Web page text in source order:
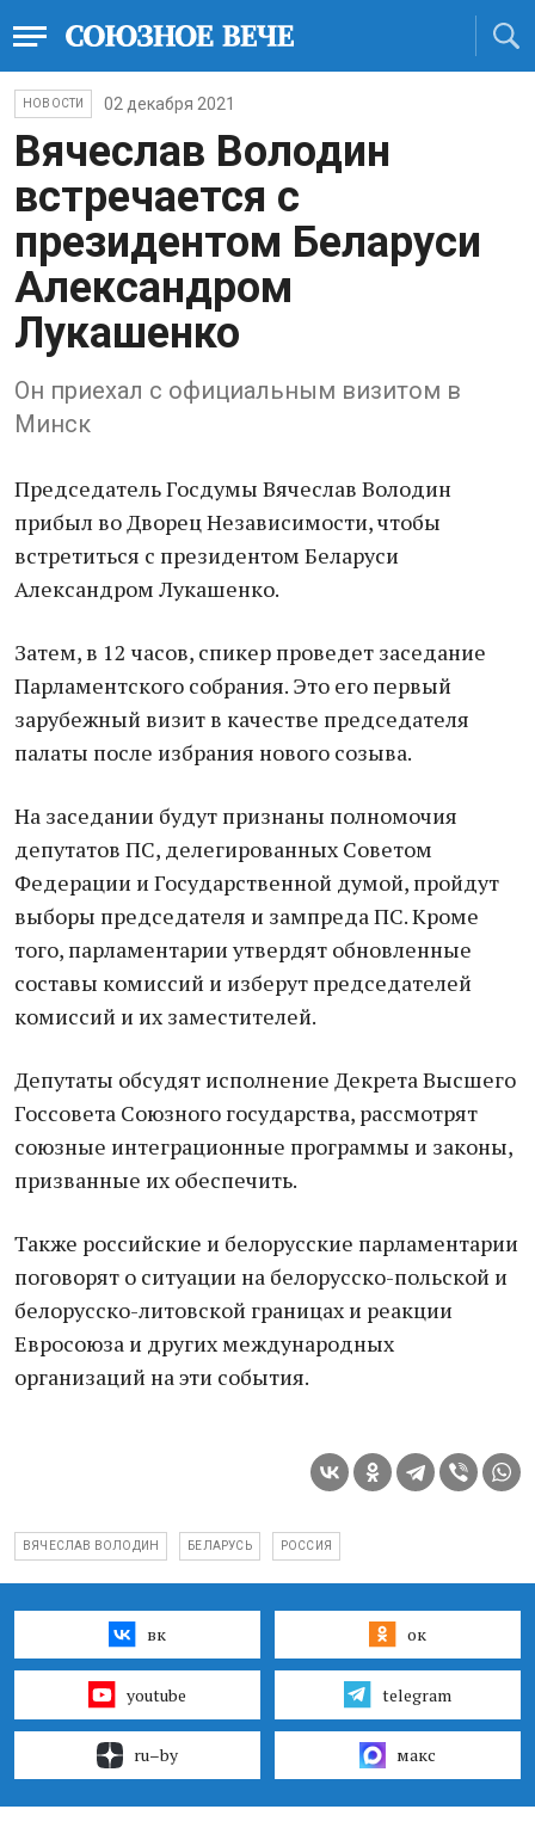
НОВОСТИ 02 декабря 2021
Вячеслав Володин
встречается с
президентом Беларуси
Александром
Лукашенко
Он приехал с официальным визитом в
Минск
Председатель Госдумы Вячеслав Володин
прибыл во Дворец Независимости, чтобы
встретиться с президентом Беларуси
Александром Лукашенко.
Затем, в 12 часов, спикер проведет заседание
Парламентского собрания. Это его первый
зарубежный визит в качестве председателя
палаты после избрания нового созыва.
На заседании будут признаны полномочия
депутатов ПС, делегированных Советом
Федерации и Государственной думой, пройдут
выборы председателя и зампреда ПС. Кроме
того, парламентарии утвердят обновленные
составы комиссий и изберут председателей
комиссий и их заместителей.
Депутаты обсудят исполнение Декрета Высшего
Госсовета Союзного государства, рассмотрят
союзные интеграционные программы и законы,
призванные их обеспечить.
Также российские и белорусские парламентарии
поговорят о ситуации на белорусско-польской и
белорусско-литовской границах и реакции
Евросоюза и других международных
организаций на эти события.
ВЯЧЕСЛАВ ВОЛОДИН БЕЛАРУСЬ РОССИЯ
вк ок
youtube telegram
ru–by макс